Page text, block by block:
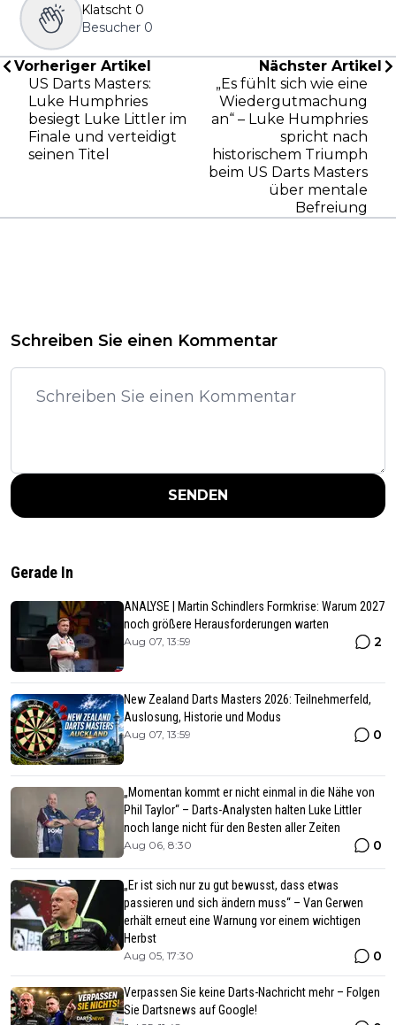
Klatscht 0
Besucher 0
Vorheriger Artikel
US Darts Masters:
Luke Humphries
besiegt Luke Littler im
Finale und verteidigt
seinen Titel
Nächster Artikel
„Es fühlt sich wie eine
Wiedergutmachung
an“ – Luke Humphries
spricht nach
historischem Triumph
beim US Darts Masters
über mentale
Befreiung
Schreiben Sie einen Kommentar
SENDEN
Gerade In
ANALYSE | Martin Schindlers Formkrise: Warum 2027
noch größere Herausforderungen warten
Aug 07, 13:59 2
New Zealand Darts Masters 2026: Teilnehmerfeld,
Auslosung, Historie und Modus
Aug 07, 13:59 0
„Momentan kommt er nicht einmal in die Nähe von
Phil Taylor“ – Darts-Analysten halten Luke Littler
noch lange nicht für den Besten aller Zeiten
Aug 06, 8:30 0
„Er ist sich nur zu gut bewusst, dass etwas
passieren und sich ändern muss“ – Van Gerwen
erhält erneut eine Warnung vor einem wichtigen
Herbst
Aug 05, 17:30 0
Verpassen Sie keine Darts-Nachricht mehr – Folgen
Sie Dartsnews auf Google!